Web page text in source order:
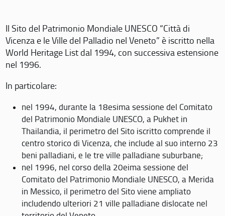
Il Sito del Patrimonio Mondiale UNESCO “Città di
Vicenza e le Ville del Palladio nel Veneto” è iscritto nella
World Heritage List dal 1994, con successiva estensione
nel 1996.
In particolare:
nel 1994, durante la 18esima sessione del Comitato
del Patrimonio Mondiale UNESCO, a Pukhet in
Thailandia, il perimetro del Sito iscritto comprende il
centro storico di Vicenza, che include al suo interno 23
beni palladiani, e le tre ville palladiane suburbane;
nel 1996, nel corso della 20eima sessione del
Comitato del Patrimonio Mondiale UNESCO, a Merida
in Messico, il perimetro del Sito viene ampliato
includendo ulteriori 21 ville palladiane dislocate nel